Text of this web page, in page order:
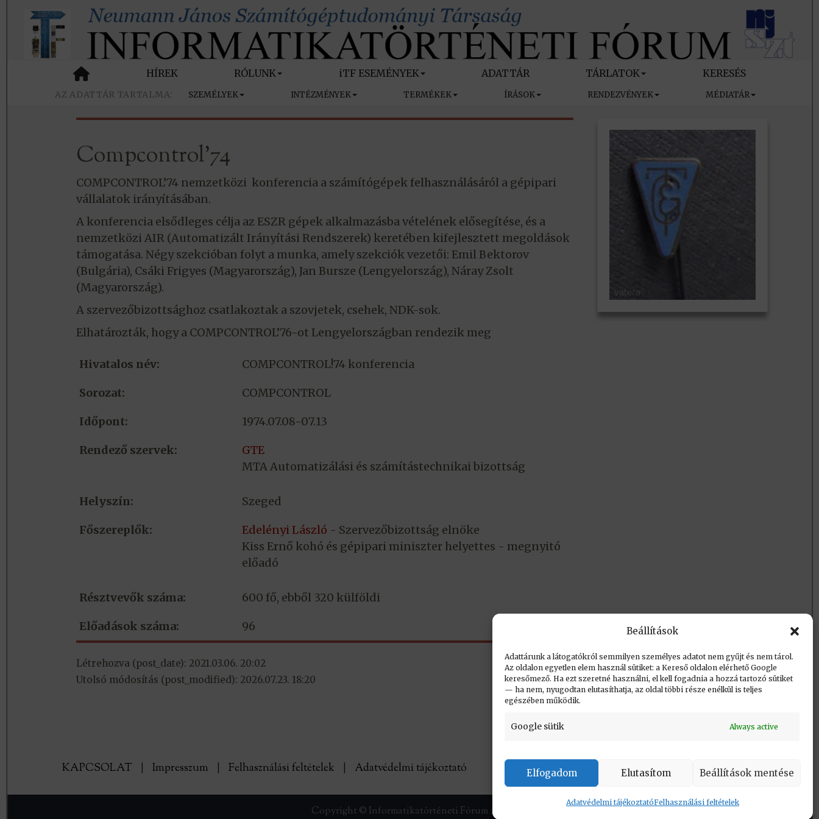
Beállítások
Adattárunk a látogatókról semmilyen személyes adatot nem gyűjt és nem tárol.
Az oldalon egyetlen elem használ sütiket: a Kereső oldalon elérhető Google
keresőmező. Ha ezt szeretné használni, el kell fogadnia a hozzá tartozó sütiket
— ha nem, nyugodtan elutasíthatja, az oldal többi része enélkül is teljes
egészében működik.
Google sütik Always active
Elfogadom Elutasítom Beállítások mentése
Adatvédelmi tájékoztatóFelhasználási feltételek
HÍREK RÓLUNK iTF ESEMÉNYEK ADATTÁR TÁRLATOK KERESÉS
SZEMÉLYEK INTÉZMÉNYEK TERMÉKEK ÍRÁSOK RENDEZVÉNYEK MÉDIATÁR
Compcontrol’74
COMPCONTROL’74 nemzetközi konferencia a számítógépek felhasználásáról a gépipari
vállalatok irányításában.
A konferencia elsődleges célja az ESZR gépek alkalmazásba vételének elősegítése, és a
nemzetközi AIR (Automatizált Irányítási Rendszerek) keretében kifejlesztett megoldások
támogatása. Négy szekcióban folyt a munka, amely szekciók vezetői: Emil Bektorov
(Bulgária), Csáki Frigyes (Magyarország), Jan Bursze (Lengyelország), Náray Zsolt
(Magyarország).
A szervezőbizottsághoz csatlakoztak a szovjetek, csehek, NDK-sok.
Elhatározták, hogy a COMPCONTROL’76-ot Lengyelországban rendezik meg
Hivatalos név: COMPCONTROL!74 konferencia
Sorozat: COMPCONTROL
Időpont: 1974.07.08-07.13
Rendező szervek:
GTE
MTA Automatizálási és számítástechnikai bizottság
Helyszín: Szeged
Főszereplők: Edelényi László - Szervezőbizottság elnöke
Kiss Ernő kohó és gépipari miniszter helyettes - megnyitó
előadó
Résztvevők száma: 600 fő, ebből 320 külföldi
Előadások száma: 96
Létrehozva (post_date): 2021.03.06. 20:02
Utolsó módosítás (post_modified): 2026.07.23. 18:20
KAPCSOLAT Impresszum Felhasználási feltételek Adatvédelmi tájékoztató Vissza a lap tetejére
Copyright © Informatikatörténeti Fórum 2017